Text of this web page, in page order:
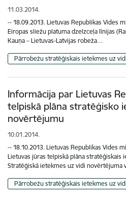
11.03.2014.
-- 18.09.2013. Lietuvas Republikas Vides
Eiropas sliežu platuma dzelzceļa līnijas
Kauņa – Lietuvas-Latvijas robeža…
Pārrobežu stratēģiskais ietekmes uz
Informācija par Lietuvas
telpiskā plāna stratēģisko
novērtējumu
10.01.2014.
-- 18.10.2013. Lietuvas Republikas Vides
Lietuvas jūras telpiskā plāna stratēģiskais
Stratēģiskā ietekmes uz vidi novērtējuma
Pārrobežu stratēģiskais ietekmes uz